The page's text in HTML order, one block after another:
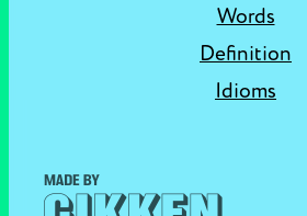
Words
Definition
Idioms